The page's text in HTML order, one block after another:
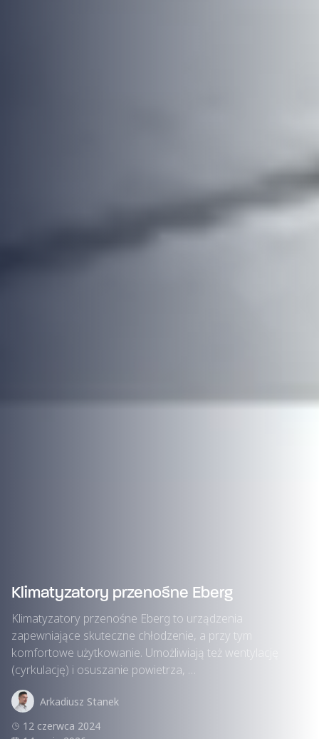
Klimatyzatory przenośne Eberg
Klimatyzatory przenośne Eberg to urządzenia
zapewniające skuteczne chłodzenie, a przy tym
komfortowe użytkowanie. Umożliwiają też wentylację
(cyrkulację) i osuszanie powietrza, …
Arkadiusz Stanek
12 czerwca 2024